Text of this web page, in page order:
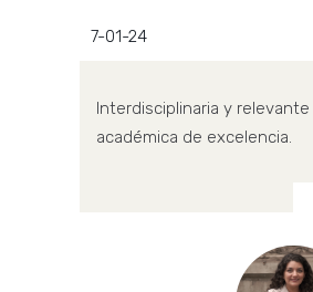
7-01-24
Interdisciplinaria y
académica de excelencia.